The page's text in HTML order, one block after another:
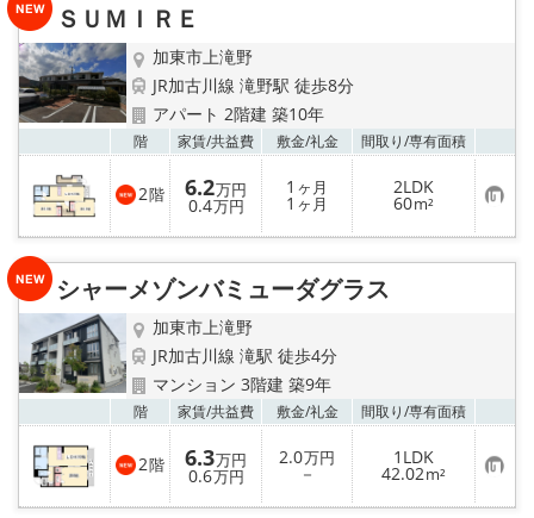
ＳＵＭＩＲＥ
加東市上滝野
JR加古川線 滝野駅 徒歩8分
アパート 2階建 築10年
階 家賃/共益費 敷金/礼金 間取り/専有面積
2階 6.2万円
0.4万円
1 ヶ月
1 ヶ月
2LDK
60m² お
気
に
り
シャーメゾンバミューダグラス
加東市上滝野
JR加古川線 滝駅 徒歩4分
マンション 3階建 築9年
階 家賃/共益費 敷金/礼金 間取り/専有面積
2階 6.3万円
0.6万円
2.0万円
－
1LDK
42.02m² お
気
に